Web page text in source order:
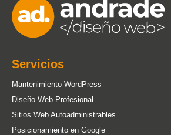
Servicios
Mantenimiento WordPress
Diseño Web Profesional
Sitios Web Autoadministrables
Posicionamiento en Google